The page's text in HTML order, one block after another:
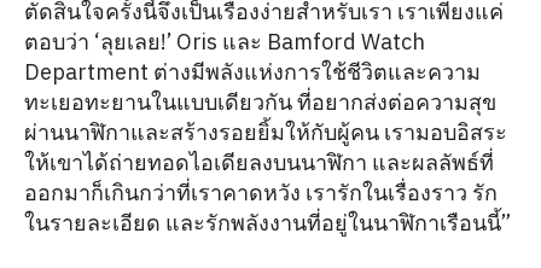
ตัดสินใจครั้งนี้จึงเป็นเรื่องง่ายสำหรับเรา เราเพียงแค่
ตอบว่า ‘ลุยเลย!’ Oris และ Bamford Watch
Department ต่างมีพลังแห่งการใช้ชีวิตและความ
ทะเยอทะยานในแบบเดียวกัน ที่อยากส่งต่อความสุข
ผ่านนาฬิกาและสร้างรอยยิ้มให้กับผู้คน เรามอบอิสระ
ให้เขาได้ถ่ายทอดไอเดียลงบนนาฬิกา และผลลัพธ์ที่
ออกมาก็เกินกว่าที่เราคาดหวัง เรารักในเรื่องราว รัก
ในรายละเอียด และรักพลังงานที่อยู่ในนาฬิกาเรือนนี้”